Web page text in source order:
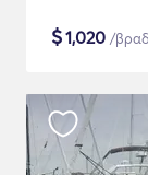
$1,020 /